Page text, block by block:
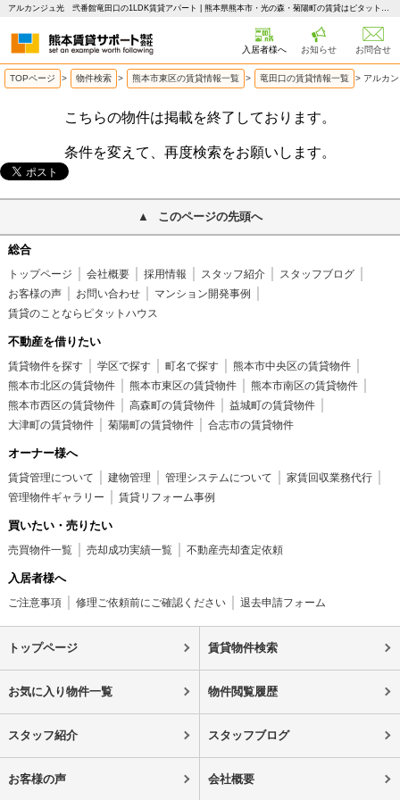
アルカンジュ光 弐番館竜田口の1LDK賃貸アパート | 熊本県熊本市・光の森・菊陽町の賃貸はピタットハウス 熊本賃貸サポート
入居者様へ お知らせ お問合せ
TOPページ > 物件検索 > 熊本市東区の賃貸情報一覧 > 竜田口の賃貸情報一覧 > アルカ
こちらの物件は掲載を終了しております。
条件を変えて、再度検索をお願いします。
このページの先頭へ
総合
トップページ 会社概要 採用情報 スタッフ紹介
スタッフブログ
お客様の声
お問い合わせ
マンション開発事例
賃貸のことならピタットハウス
不動産を借りたい
賃貸物件を探す 学区で探す 町名で探す
熊本市中央区の賃貸物件
熊本市北区の賃貸物件
熊本市東区の賃貸物件
熊本市南区の賃貸物件
熊本市西区の賃貸物件
高森町の賃貸物件
益城町の賃貸物件
大津町の賃貸物件
菊陽町の賃貸物件 合志市の賃貸物件
オーナー様へ
賃貸管理について 建物管理 管理システムについて
家賃回収業務代行
管理物件ギャラリー
賃貸リフォーム事例
買いたい・売りたい
売買物件一覧 売却成功実績一覧 不動産売却査定依頼
入居者様へ
ご注意事項 修理ご依頼前にご確認ください 退去申請フォーム
トップページ 賃貸物件検索
お気に入り物件一覧 物件閲覧履歴
スタッフ紹介 スタッフブログ
お客様の声 会社概要